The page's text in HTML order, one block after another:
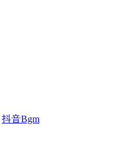
抖音Bgm